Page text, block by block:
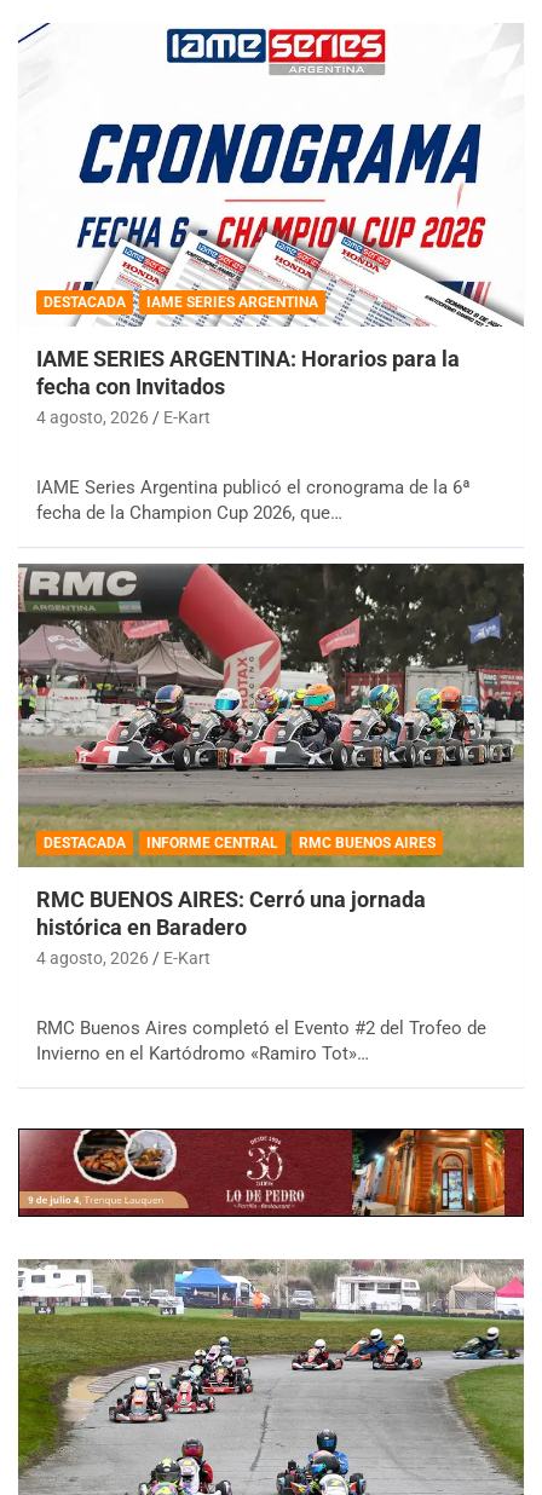
DESTACADA IAME SERIES ARGENTINA
IAME SERIES ARGENTINA: Horarios para la
fecha con Invitados
4 agosto, 2026 E-Kart
IAME Series Argentina publicó el cronograma de la 6ª
fecha de la Champion Cup 2026, que…
DESTACADA INFORME CENTRAL RMC BUENOS AIRES
RMC BUENOS AIRES: Cerró una jornada
histórica en Baradero
4 agosto, 2026 E-Kart
RMC Buenos Aires completó el Evento #2 del Trofeo de
Invierno en el Kartódromo «Ramiro Tot»…